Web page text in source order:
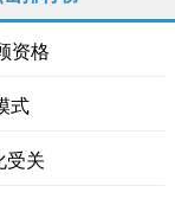
资格
式
受关